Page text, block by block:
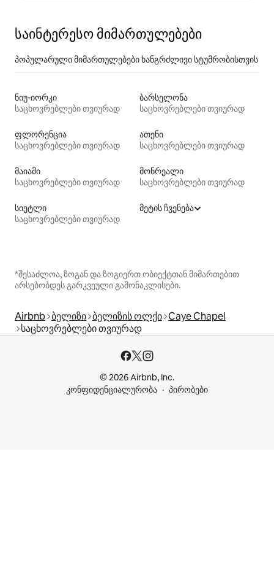
საინტერესო მიმართულებები
პოპულარული მიმართულებები ხანგრძლივი სტუმრობისთვის
ნიუ-იორკი
საცხოვრებლები თვიურად
ბარსელონა
საცხოვრებლები თვიურად
ფლორენცია
საცხოვრებლები თვიურად
ათენი
საცხოვრებლები თვიურად
მაიამი
საცხოვრებლები თვიურად
მონრეალი
საცხოვრებლები თვიურად
სიეტლი
საცხოვრებლები თვიურად
მეტის ჩვენება
*შესაძლოა, ზოგან და ზოგიერთ ობიექტთან მიმართებით
არსებობდეს გარკვეული გამონაკლისები.
Airbnb ბელიზი ბელიზის ოლქი Caye Chapel
საცხოვრებლები თვიურად
© 2026 Airbnb, Inc.
კონფიდენციალურობა
პირობები